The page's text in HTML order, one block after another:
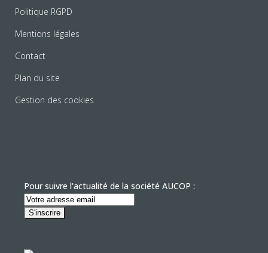
Politique RGPD
Mentions légales
Contact
Plan du site
Gestion des cookies
Pour suivre l'actualité de la société AUCOP :